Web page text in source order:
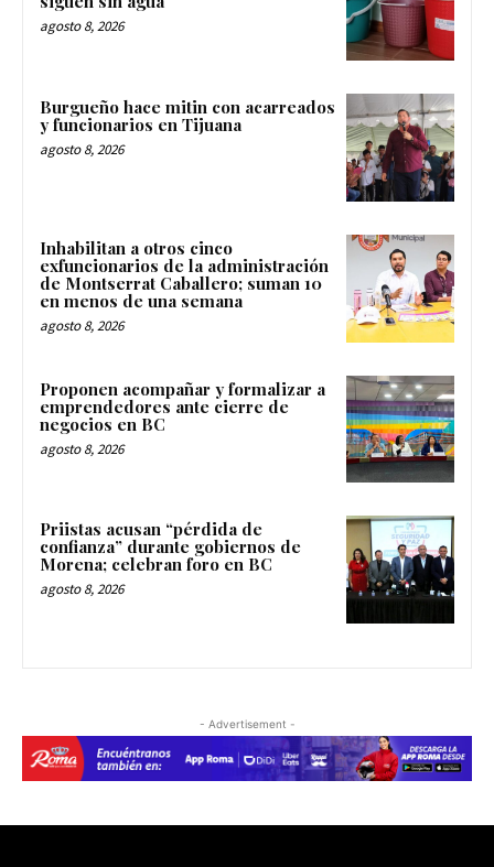
agosto 8, 2026
Burgueño hace mitin con acarreados
y funcionarios en Tijuana
agosto 8, 2026
Inhabilitan a otros cinco
exfuncionarios de la administración
de Montserrat Caballero; suman 10
en menos de una semana
agosto 8, 2026
Proponen acompañar y formalizar a
emprendedores ante cierre de
negocios en BC
agosto 8, 2026
Priistas acusan “pérdida de
confianza” durante gobiernos de
Morena; celebran foro en BC
agosto 8, 2026
- Advertisement -